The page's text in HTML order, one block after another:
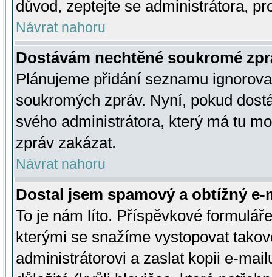
důvod, zeptejte se administrátora,
Návrat nahoru
Dostávám nechtěné soukromé
Plánujeme přidání seznamu
soukromých zpráv. Nyní, pokud
svého administrátora, který má tu
zpráv zakázat.
Návrat nahoru
Dostal jsem spamový a obtížný
To je nám líto. Příspěvkové
kterými se snažíme vystopovat
administrátorovi a zaslat kopii e-